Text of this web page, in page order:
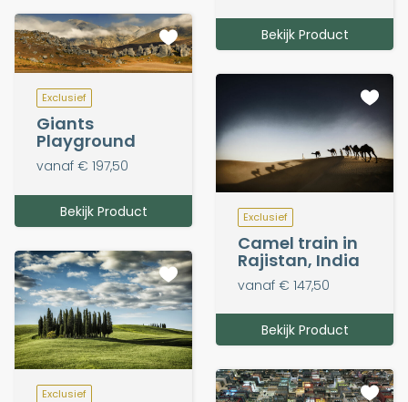
Bekijk Product
Exclusief
Giants
Playground
vanaf € 197,50
Bekijk Product Exclusief
Camel train in
Rajistan, India
vanaf € 147,50
Bekijk Product
Exclusief